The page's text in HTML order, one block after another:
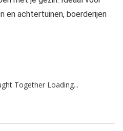
en achtertuinen, boerderijen
Together Loading...